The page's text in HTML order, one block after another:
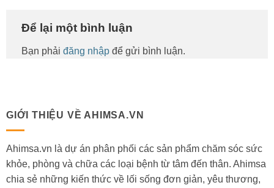
Để lại một bình luận
Bạn phải đăng nhập để gửi bình luận.
GIỚI THIỆU VỀ AHIMSA.VN
Ahimsa.vn là dự án phân phối các sản phẩm chăm sóc sức
khỏe, phòng và chữa các loại bệnh từ tâm đến thân. Ahimsa
chia sẻ những kiến thức về lối sống đơn giản, yêu thương,